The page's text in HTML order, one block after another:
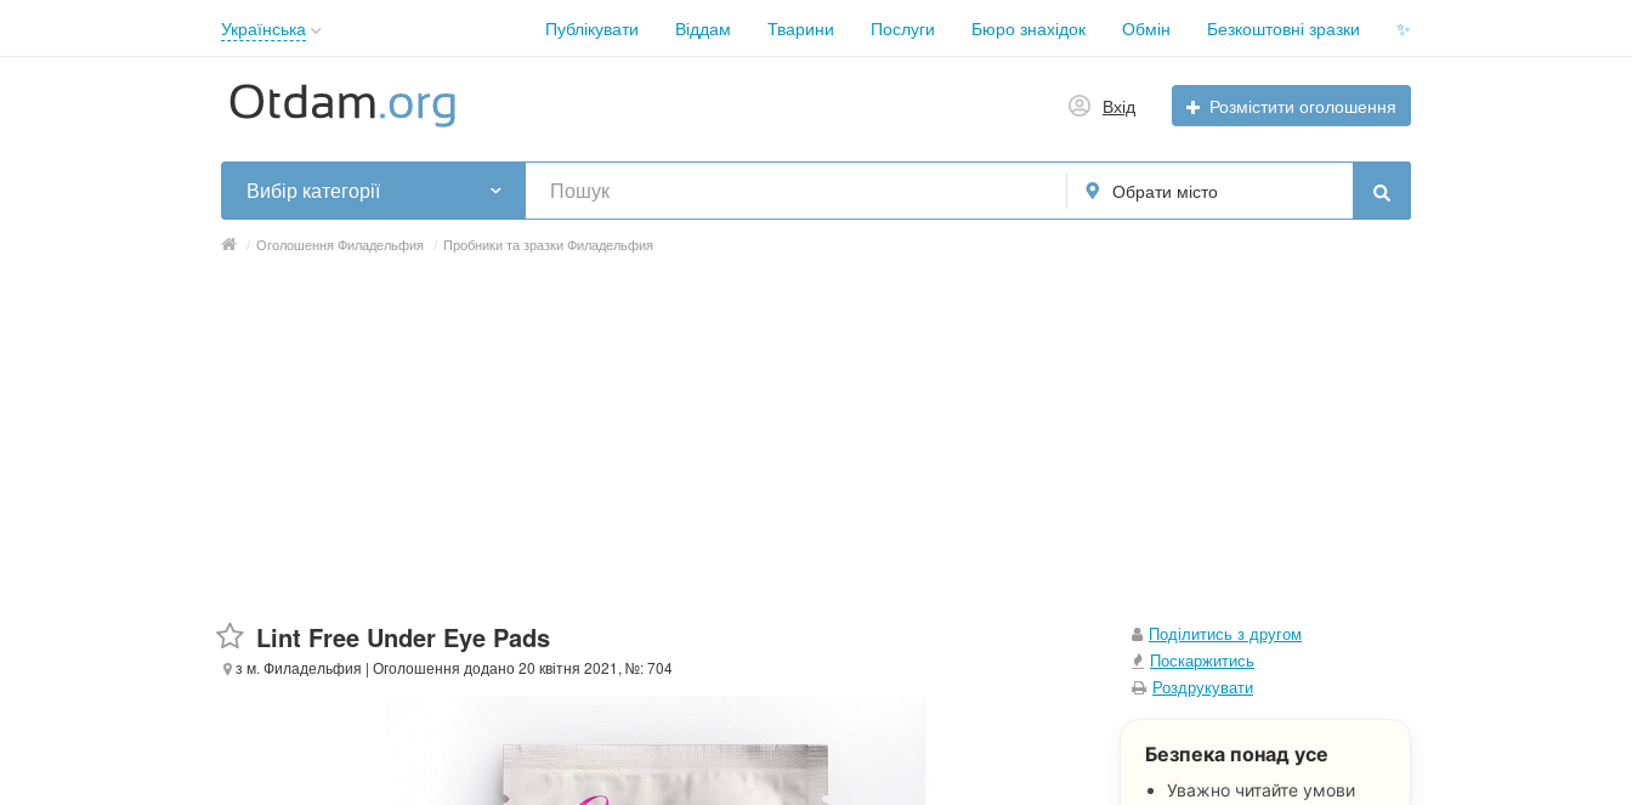
Українська
English
Русский
Українська
Публікувати Віддам Тварини Послуги Бюро знахідок Обмін Безкоштовні зразки ✨
Вхід Розмістити оголошення
Вибір категорії Обрати місто
/ Оголошення Филадельфия / Пробники та зразки Филадельфия
Lint Free Under Eye Pads
з м. Филадельфия | Оголошення додано 20 квітня 2021, №: 704
Поділитись з другом
Поскаржитись
Роздрукувати
Безпека понад усе
Уважно читайте умови